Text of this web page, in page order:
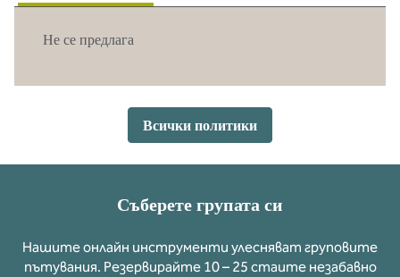
Не се предлага
Всички политики
Съберете групата си
Нашите онлайн инструменти улесняват груповите
пътувания. Резервирайте 10 – 25 стаите незабавно